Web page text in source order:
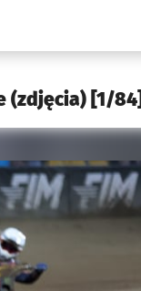
(zdjęcia) [1/84]